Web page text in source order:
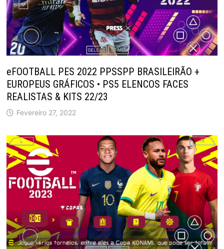
eFOOTBALL PES 2022 PPSSPP BRASILEIRÃO +
EUROPEUS GRÁFICOS • PS5 ELENCOS FACES
REALISTAS & KITS 22/23
Fevereiro 27, 2022